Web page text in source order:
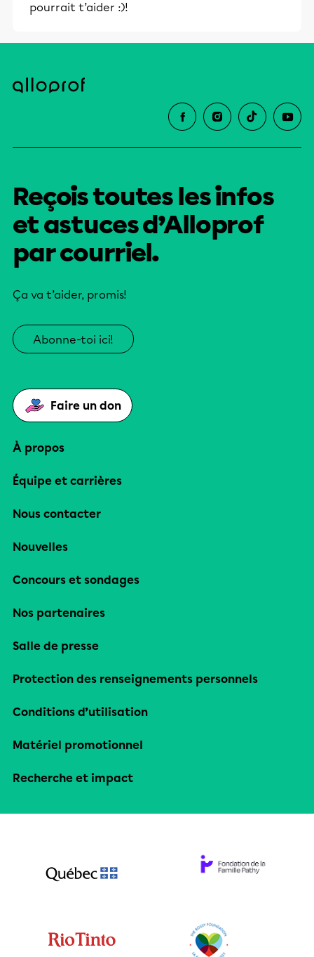
pourrait t’aider :)!
Reçois toutes les infos
et astuces d’Alloprof
par courriel.
Ça va t’aider, promis!
Abonne-toi ici!
Faire un don
À propos
Équipe et carrières
Nous contacter
Nouvelles
Concours et sondages
Nos partenaires
Salle de presse
Protection des renseignements personnels
Conditions d’utilisation
Matériel promotionnel
Recherche et impact